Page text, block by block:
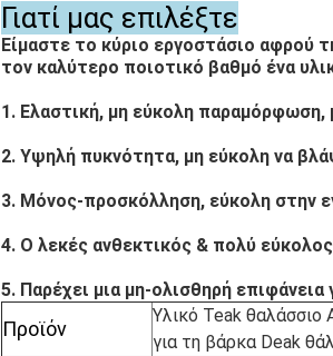
Γιατί μας επιλέξτε
Είμαστε το κύριο εργοστάσιο αφρού
τον καλύτερο ποιοτικό βαθμό ένα
1. Ελαστική, μη εύκολη παραμόρφωση,
2. Υψηλή πυκνότητα, μη εύκολη να
3. Μόνος-προσκόλληση, εύκολη στην
4. Ο λεκές ανθεκτικός & πολύ
5. Παρέχει μια μη-ολισθηρή
Προϊόν
Υλικό Teak
για τη βάρκα Deak